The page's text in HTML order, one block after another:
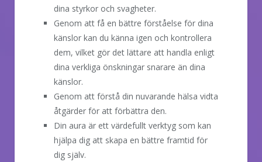
dina styrkor och svagheter.
Genom att få en bättre förståelse för dina
känslor kan du känna igen och kontrollera
dem, vilket gör det lättare att handla enligt
dina verkliga önskningar snarare än dina
känslor.
Genom att förstå din nuvarande hälsa vidta
åtgärder för att förbättra den.
Din aura är ett värdefullt verktyg som kan
hjälpa dig att skapa en bättre framtid för
dig själv.